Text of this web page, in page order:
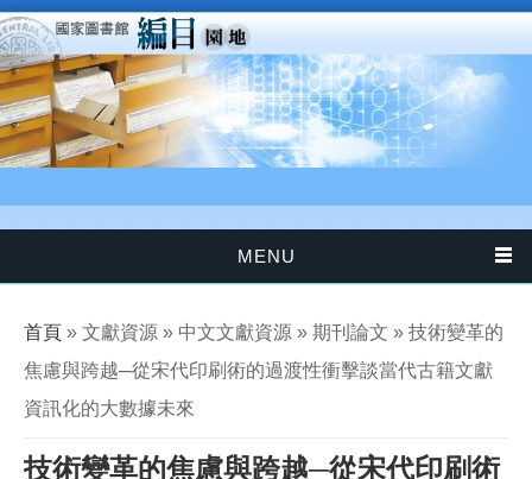
移至主內容
MENU
您在這裡
首頁 » 文獻資源 » 中文文獻資源 » 期刊論文 » 技術變革的
焦慮與跨越─從宋代印刷術的過渡性衝擊談當代古籍文獻
資訊化的大數據未來
技術變革的焦慮與跨越─從宋代印刷術